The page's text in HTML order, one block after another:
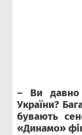
– Ви давно
України?
бувають
«Динамо»